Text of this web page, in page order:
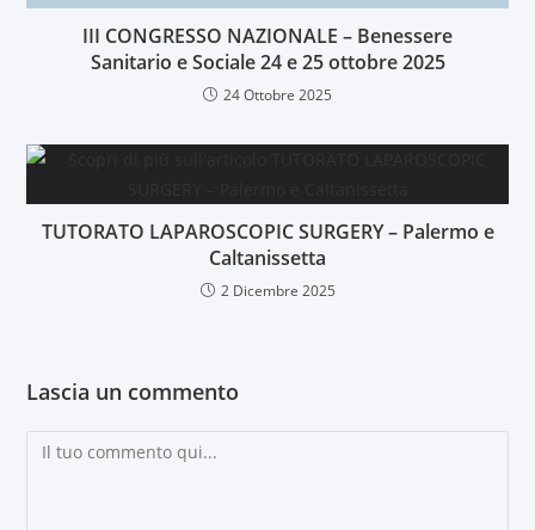
III CONGRESSO NAZIONALE – Benessere
Sanitario e Sociale 24 e 25 ottobre 2025
24 Ottobre 2025
TUTORATO LAPAROSCOPIC SURGERY – Palermo e
Caltanissetta
2 Dicembre 2025
Lascia un commento